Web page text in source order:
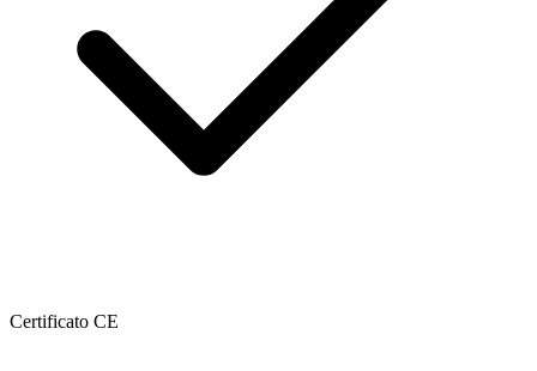
Certificato CE